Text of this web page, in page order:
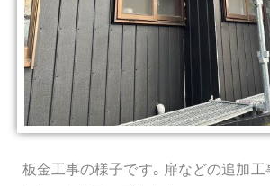
板金工事の様子です。扉などの追加工